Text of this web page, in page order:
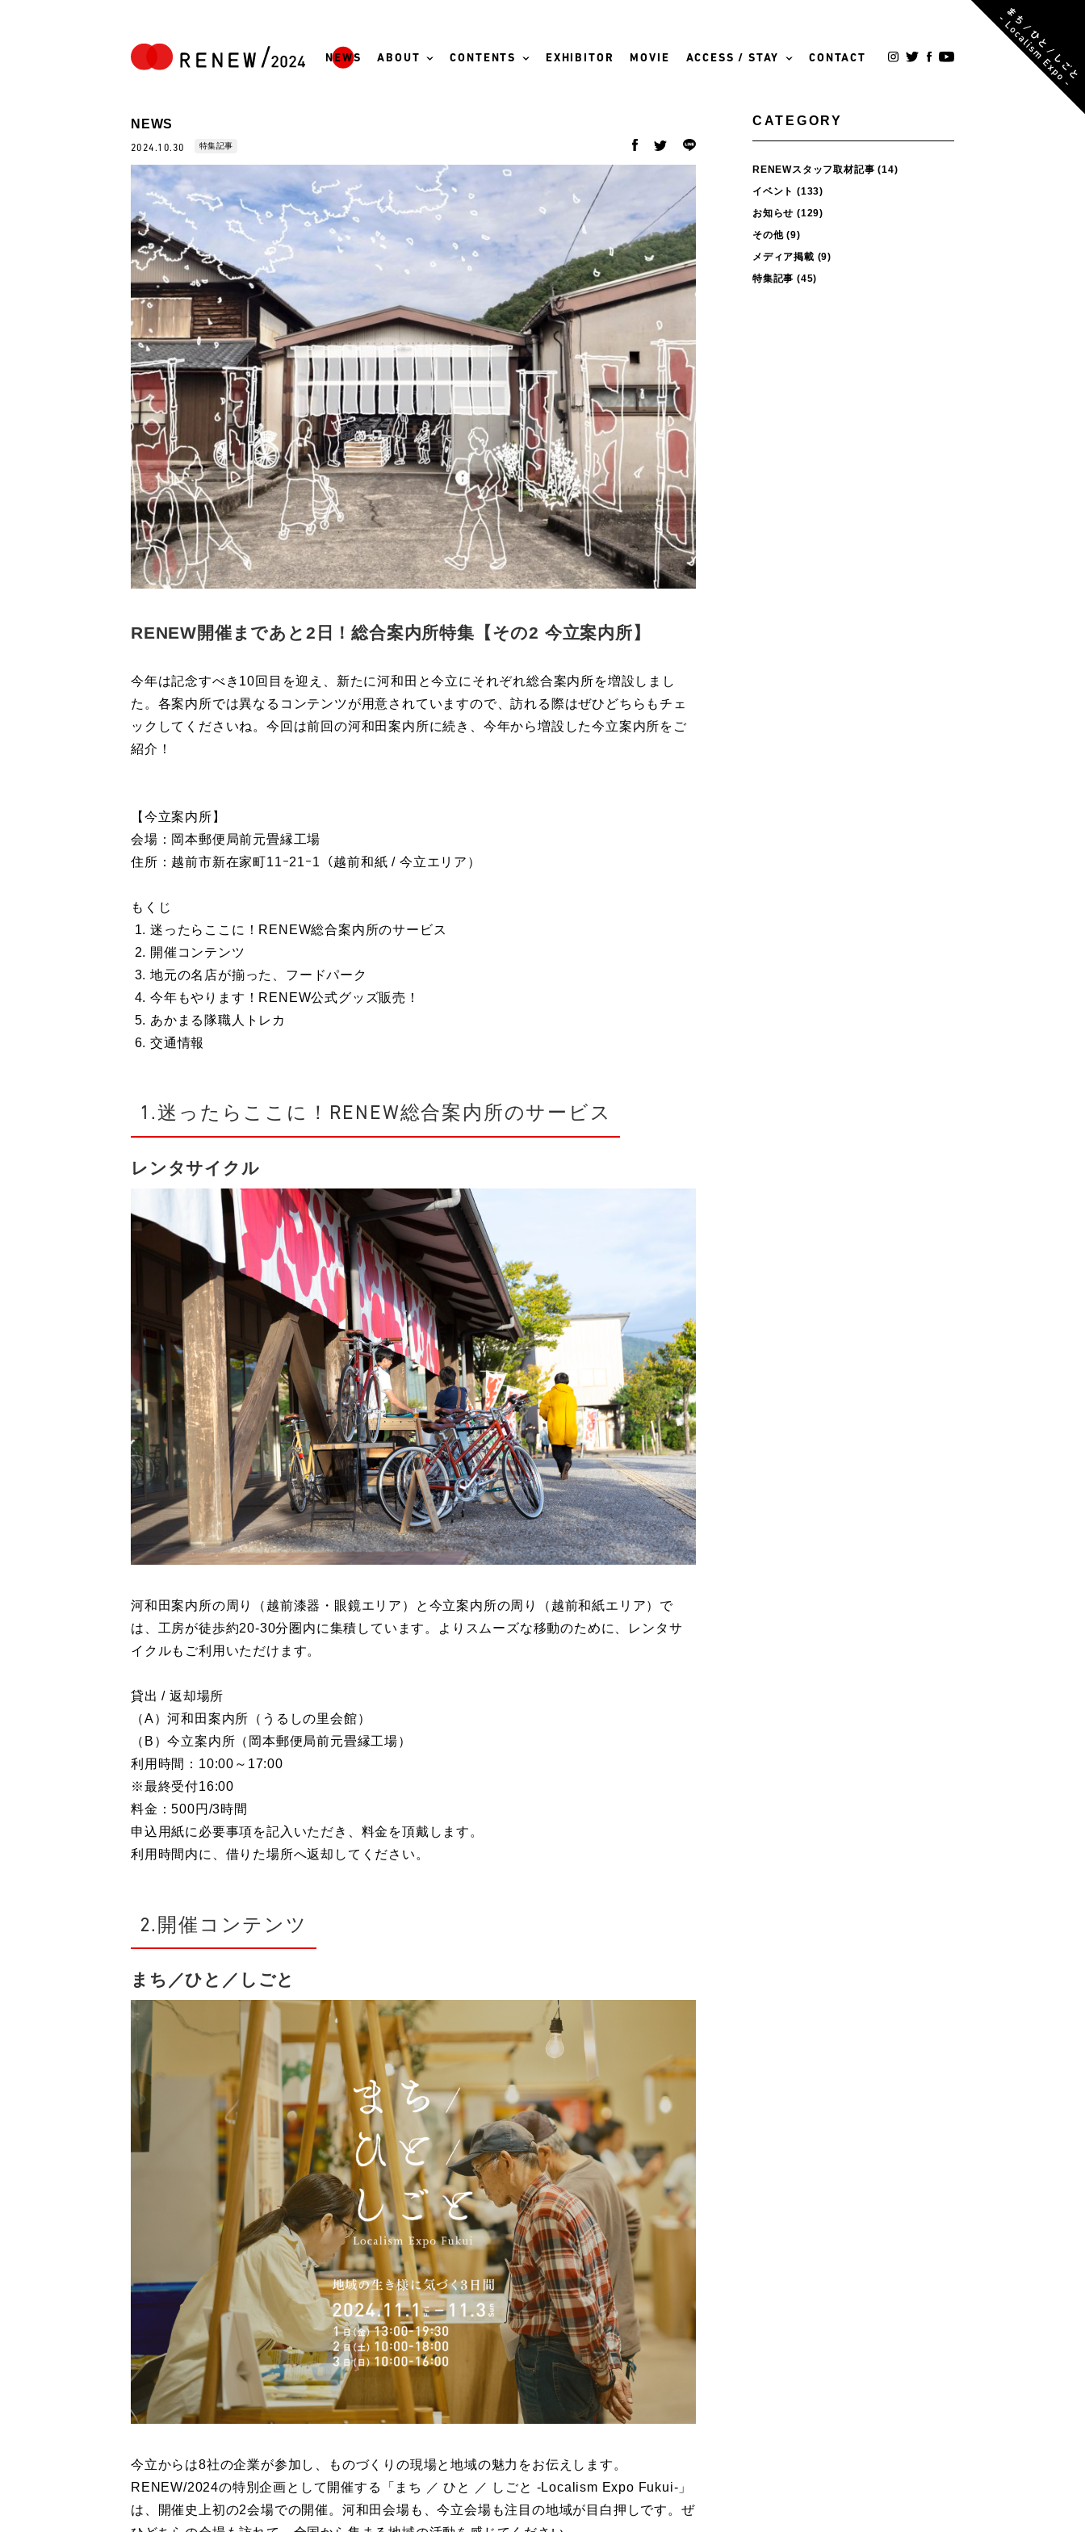
NEWS ABOUT CONTENTS EXHIBITOR MOVIE ACCESS / STAY CONTACT
NEWS
2024.10.30 特集記事
RENEW開催まであと2日！総合案内所特集【その2 今立案内所】
今年は記念すべき10回目を迎え、新たに河和田と今立にそれぞれ総合案内所を増設しまし
た。各案内所では異なるコンテンツが用意されていますので、訪れる際はぜひどちらもチェ
ックしてくださいね。今回は前回の河和田案内所に続き、今年から増設した今立案内所をご
紹介！
【今立案内所】
会場：岡本郵便局前元畳縁工場
住所：越前市新在家町11ｰ21ｰ1（越前和紙 / 今立エリア）
もくじ
迷ったらここに！RENEW総合案内所のサービス
開催コンテンツ
地元の名店が揃った、フードパーク
今年もやります！RENEW公式グッズ販売！
あかまる隊職人トレカ
交通情報
1.迷ったらここに！RENEW総合案内所のサービス
レンタサイクル
河和田案内所の周り（越前漆器・眼鏡エリア）と今立案内所の周り（越前和紙エリア）で
は、工房が徒歩約20-30分圏内に集積しています。よりスムーズな移動のために、レンタサ
イクルもご利用いただけます。
貸出 / 返却場所
（A）河和田案内所（うるしの里会館）
（B）今立案内所（岡本郵便局前元畳縁工場）
利用時間：10:00～17:00
※最終受付16:00
料金：500円/3時間
申込用紙に必要事項を記入いただき、料金を頂戴します。
利用時間内に、借りた場所へ返却してください。
2.開催コンテンツ
まち／ひと／しごと
今立からは8社の企業が参加し、ものづくりの現場と地域の魅力をお伝えします。
RENEW/2024の特別企画として開催する「まち ／ ひと ／ しごと -Localism Expo Fukui-」
は、開催史上初の2会場での開催。河和田会場も、今立会場も注目の地域が目白押しです。ぜ
CATEGORY
RENEWスタッフ取材記事 (14)
イベント (133)
お知らせ (129)
その他(9)
メディア掲載 (9)
特集記事 (45)